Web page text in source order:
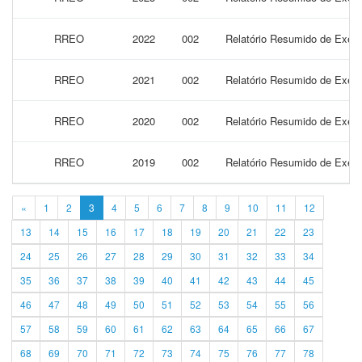
RREO 2022 002 Relatório Resumido de
RREO 2021 002 Relatório Resumido de
RREO 2020 002 Relatório Resumido de
RREO 2019 002 Relatório Resumido de
« 1 2 3 4 5 6 7 8 9 10 11
12
13
14 15 16 17 18 19 20 21 22
23
24
25 26 27 28 29 30 31 32 33
34
35
36 37 38 39 40 41 42 43 44
45
46
47 48 49 50 51 52 53 54 55
56
57
58 59 60 61 62 63 64 65 66
67
68
69 70 71 72 73 74 75 76 77 78